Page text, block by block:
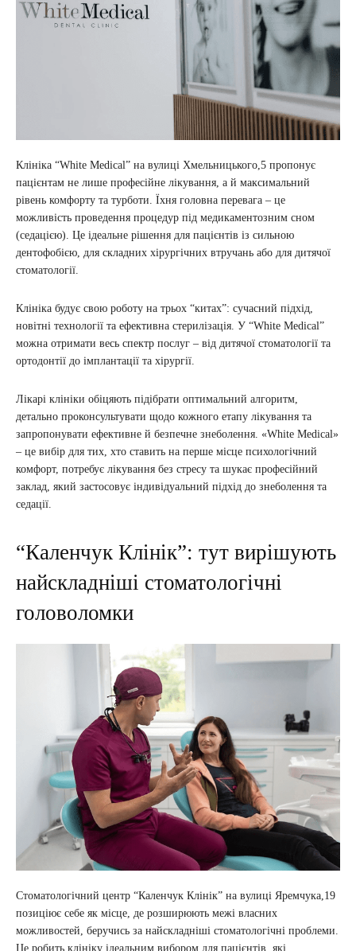
Клініка “White Medical” на вулиці Хмельницького,5 пропонує
пацієнтам не лише професійне лікування, а й максимальний
рівень комфорту та турботи. Їхня головна перевага – це
можливість проведення процедур під медикаментозним сном
(седацією). Це ідеальне рішення для пацієнтів із сильною
дентофобією, для складних хірургічних втручань або для дитячої
стоматології.
Клініка будує свою роботу на трьох “китах”: сучасний підхід,
новітні технології та ефективна стерилізація. У “White Medical”
можна отримати весь спектр послуг – від дитячої стоматології та
ортодонтії до імплантації та хірургії.
Лікарі клініки обіцяють підібрати оптимальний алгоритм,
детально проконсультувати щодо кожного етапу лікування та
запропонувати ефективне й безпечне знеболення. «White Medical»
– це вибір для тих, хто ставить на перше місце психологічний
комфорт, потребує лікування без стресу та шукає професійний
заклад, який застосовує індивідуальний підхід до знеболення та
седації.
“Каленчук Клінік”: тут вирішують
найскладніші стоматологічні
головоломки
Стоматологічний центр “Каленчук Клінік” на вулиці Яремчука,19
позиціює себе як місце, де розширюють межі власних
можливостей, беручись за найскладніші стоматологічні проблеми.
Це робить клініку ідеальним вибором для пацієнтів, які